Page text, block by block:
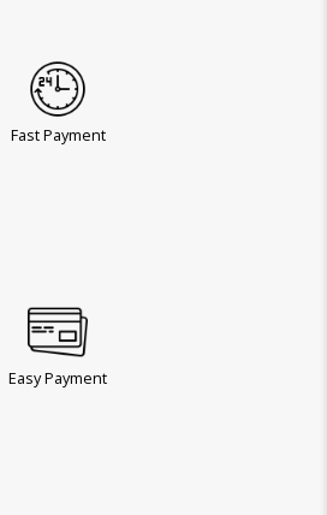
Fast Payment
Easy Payment